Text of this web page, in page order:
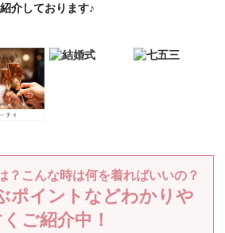
紹介しております♪
？こんな時は何を着ればいいの？
ポイントなどわかりや
ご紹介中！